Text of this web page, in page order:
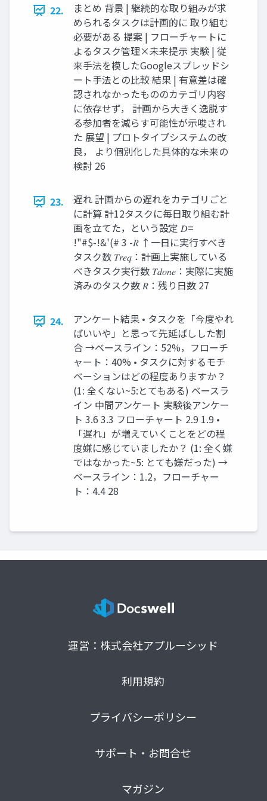
22.
まとめ 背景 | 継続的な取り組みが求
められるタスクは計画的に 取り組む
必要がある 提案 | フローチャートに
よるタスク管理×未来提示 実験 | 従
来手法を模したGoogleスプレッドシ
ート手法との比較 結果 | 有意差は確
認されなかったもののカテゴリ内容
に依存せず， 計画から大きく逸脱す
る参加者を減らす可能性が示唆され
た 展望 | プロトタイプシステムの改
良， より個別化した具体的な未来の
検討 26
23.
遅れ 計画からの遅れをカテゴリごと
に計算 計12タスクに毎日取り組む計
画を立てた，という設定 𝐷=
!"#$-!&'(# 3 -𝑅 ↑一日に実行すべき
タスク数 𝑇𝑟𝑒𝑞：計画上実施している
べきタスク実行数 𝑇𝑑𝑜𝑛𝑒：実際に実施
済みのタスク数 𝑅：残り⽇数 27
24.
アンケート結果 • タスクを「今度やれ
ばいいや」と思って先延ばしした割
合 →ベースライン：52%，フローチ
ャート：40% • タスクに対するモチ
ベーションはどの程度ありますか？
(1: 全くない~5:とてもある) ベースラ
イン 中間アンケート 実験後アンケー
ト 3.6 3.3 フローチャート 2.9 1.9 •
「遅れ」が増えていくことをどの程
度嫌に感じていましたか？ (1: 全く嫌
ではなかった~5: とても嫌だった) →
ベースライン：1.2，フローチャー
ト：4.4 28
運営：株式会社アプルーシッド
利用規約
プライバシーポリシー
サポート・お問合せ
マガジン